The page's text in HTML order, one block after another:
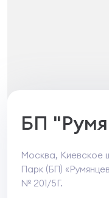
БП
Москва, Киевское
Парк (БП)
№ 201/5Г.